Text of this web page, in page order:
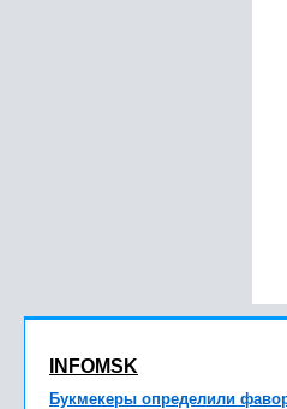
INFOMSK
Букмекеры определили